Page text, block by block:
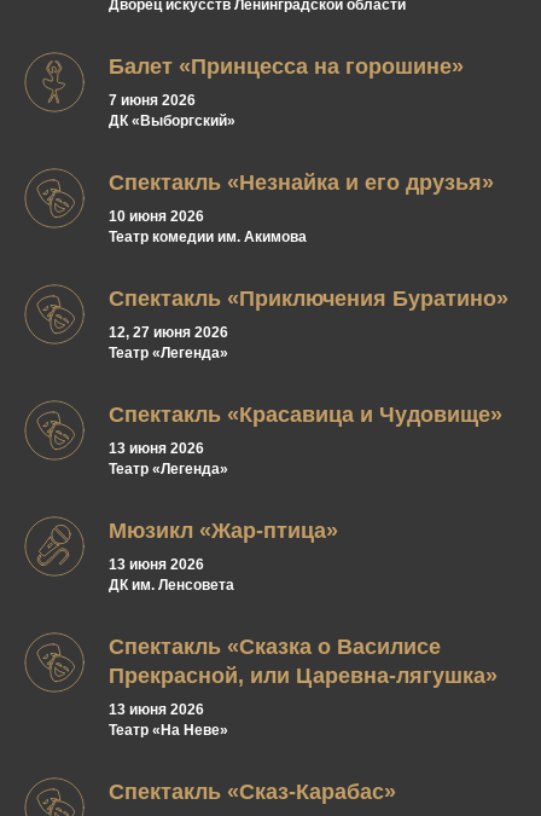
Дворец искусств Ленинградской области
Балет «Принцесса на горошине»
7 июня 2026
ДК «Выборгский»
Спектакль «Незнайка и его друзья»
10 июня 2026
Театр комедии им. Акимова
Спектакль «Приключения Буратино»
12, 27 июня 2026
Театр «Легенда»
Спектакль «Красавица и Чудовище»
13 июня 2026
Театр «Легенда»
Мюзикл «Жар-птица»
13 июня 2026
ДК им. Ленсовета
Спектакль «Сказка о Василисе
Прекрасной, или Царевна-лягушка»
13 июня 2026
Театр «На Неве»
Спектакль «Сказ-Карабас»